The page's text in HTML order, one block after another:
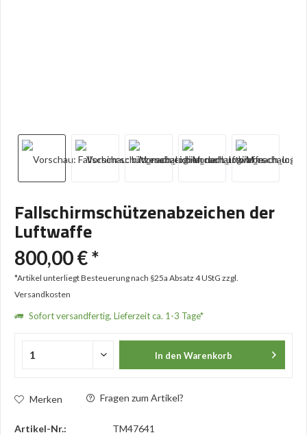
Fallschirmschützenabzeichen der
Luftwaffe
800,00 € *
*Artikel unterliegt Besteuerung nach §25a Absatz 4 UStG zzgl.
Versandkosten
Sofort versandfertig, Lieferzeit ca. 1-3 Tage*
In den Warenkorb
Merken Fragen zum Artikel?
Artikel-Nr.: TM47641